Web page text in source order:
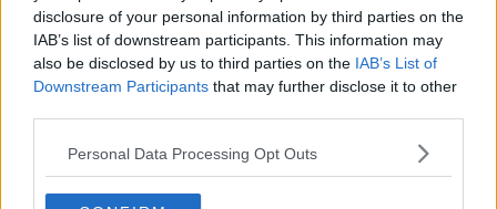
disclosure of your personal information by third parties on the
IAB’s list of downstream participants. This information may
also be disclosed by us to third parties on the IAB’s List of
Downstream Participants that may further disclose it to other
Personal Data Processing Opt Outs
- Originalmente lançado em 1928 e utilizado
até 1991